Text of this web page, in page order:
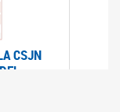
CSJN